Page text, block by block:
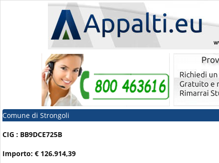
Comune di Strongoli
CIG : BB9DCE725B
Importo: € 126.914,39